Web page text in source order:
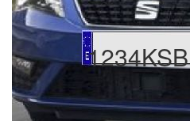
1234KSB